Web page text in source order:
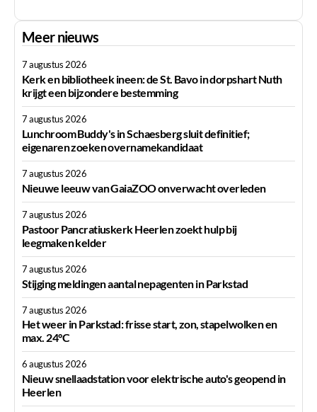
Meer nieuws
7 augustus 2026
Kerk en bibliotheek ineen: de St. Bavo in dorpshart Nuth
krijgt een bijzondere bestemming
7 augustus 2026
Lunchroom Buddy's in Schaesberg sluit definitief;
eigenaren zoeken overnamekandidaat
7 augustus 2026
Nieuwe leeuw van GaiaZOO onverwacht overleden
7 augustus 2026
Pastoor Pancratiuskerk Heerlen zoekt hulp bij
leegmaken kelder
7 augustus 2026
Stijging meldingen aantal nepagenten in Parkstad
7 augustus 2026
Het weer in Parkstad: frisse start, zon, stapelwolken en
max. 24°C
6 augustus 2026
Nieuw snellaadstation voor elektrische auto's geopend in
Heerlen